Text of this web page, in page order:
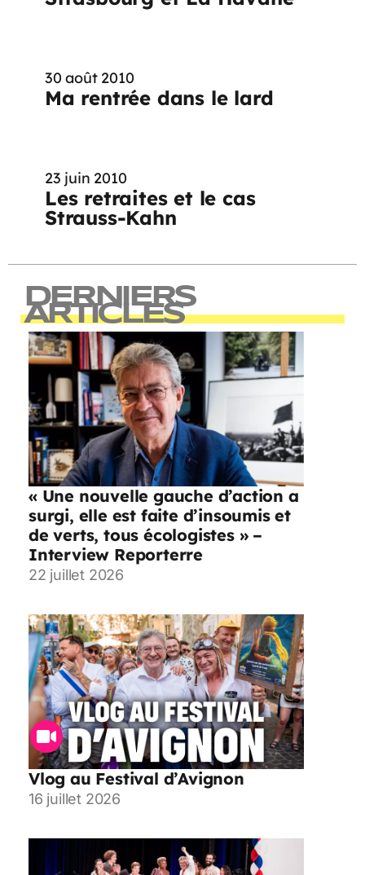
30 août 2010
Ma rentrée dans le lard
23 juin 2010
Les retraites et le cas
Strauss-Kahn
DERNIERS
ARTICLES
« Une nouvelle gauche d’action a
surgi, elle est faite d’insoumis et
de verts, tous écologistes » –
Interview Reporterre
22 juillet 2026
Vlog au Festival d’Avignon
16 juillet 2026